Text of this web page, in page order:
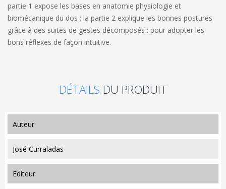
partie 1 expose les bases en anatomie physiologie et
biomécanique du dos ; la partie 2 explique les bonnes postures
grâce à des suites de gestes décomposés : pour adopter les
bons réflexes de façon intuitive.
DÉTAILS DU PRODUIT
auteur
José Curraladas
editeur